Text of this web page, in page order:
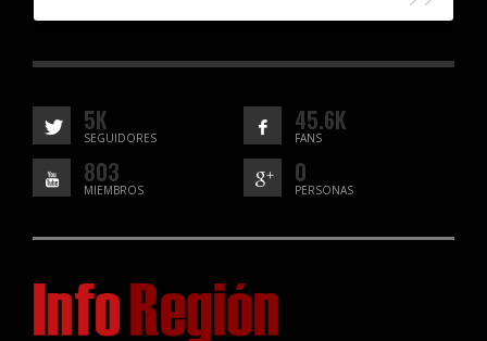
5K
SEGUIDORES
45.6K
FANS
803
MIEMBROS
0
PERSONAS